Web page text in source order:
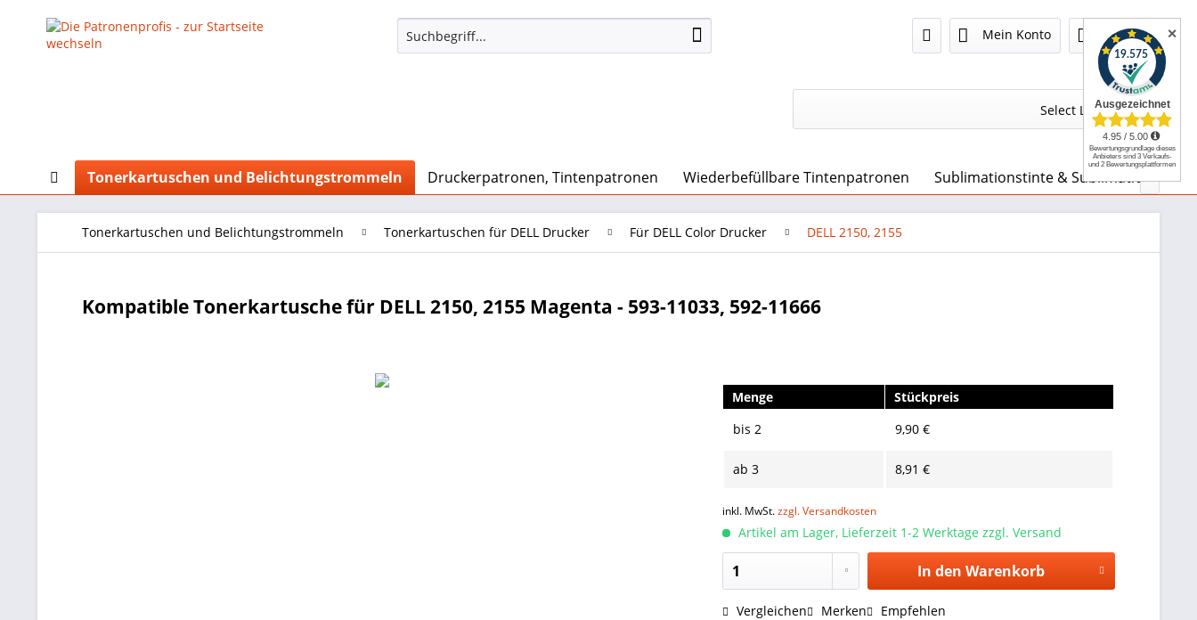
Mein Konto 0,00 €
Select Language▼
Tonerkartuschen und Belichtungstrommeln Druckerpatronen, Tintenpatronen Wiederbefüllbare Tintenpatronen Sublimationstinte & 
Tonerkartuschen und Belichtungstrommeln Tonerkartuschen für DELL Drucker Für DELL Color Drucker DELL 2150, 2155
Kompatible Tonerkartusche für DELL 2150, 2155 Magenta - 593-11033, 592-11666
Menge
Stückpreis
bis2 9,90 €
ab3 8,91 €
inkl. MwSt.zzgl. Versandkosten
Artikel am Lager, Lieferzeit 1-2 Werktage zzgl. Versand
In den Warenkorb
Vergleichen Merken Empfehlen
✕